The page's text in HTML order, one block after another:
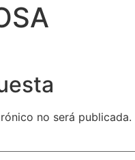
no será publicada.